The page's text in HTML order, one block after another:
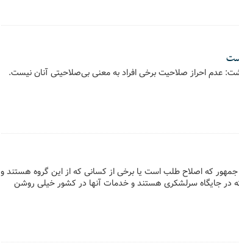
عدم احراز صلاحیت برخی افراد به معنی بی‌صلاحیتی آنان نیست.
که اصلاح طلب است یا برخی از کسانی که از این گروه هستند و
که در جایگاه سرلشکری هستند و خدمات آنها در کشور خیلی روشن